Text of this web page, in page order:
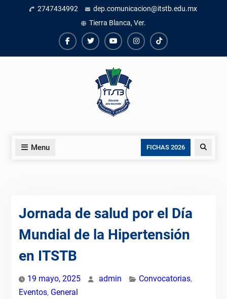
2747434992
dep.comunicacion@itstb.edu.mx
Tierra Blanca, Ver.
FacebookTwiterYoutubeinstagram
TikTok
Menu FICHAS 2026 Search
Jornada de salud por el Día
Mundial de la Hipertensión
en ITSTB
19 mayo, 2025 admin Convocatorias,
Eventos, General